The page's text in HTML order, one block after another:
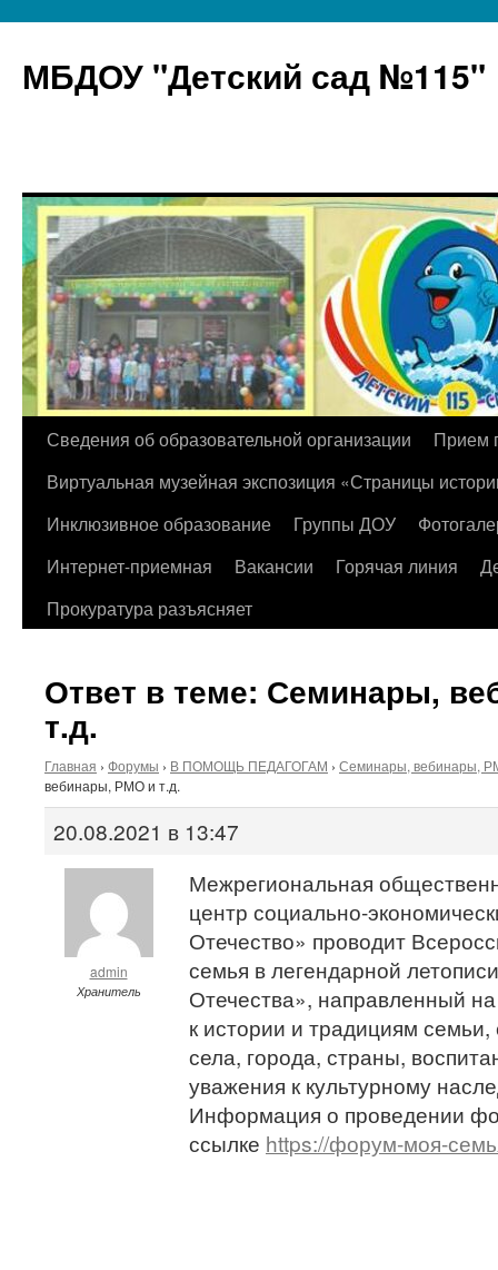
МБДОУ "Детский сад №115"
Перейти
содержимому
Сведения об образовательной организации
Прием
Виртуальная музейная экспозиция «Страницы
Инклюзивное образование
Группы ДОУ
Интернет-приемная
Вакансии Горячая линия
Прокуратура разъясняет
Ответ в теме: Семинары,
т.д.
Главная › Форумы › В ПОМОЩЬ ПЕДАГОГАМ › Семинары, вебинары,
вебинары, РМО и т.д.
20.08.2021 в 13:47
admin
Хранитель
Межрегиональная
центр социально-
Отечество» проводит
семья в легендарной летописи
Отечества», направленный
к истории и традициям
села, города, страны,
уважения к культурному
Информация о проведении
ссылке https://форум-моя-